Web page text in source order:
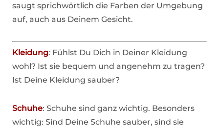
saugt sprichwörtlich die Farben der Umgebung
auf, auch aus Deinem Gesicht.
Kleidung: Fühlst Du Dich in Deiner Kleidung
wohl? Ist sie bequem und angenehm zu tragen?
Ist Deine Kleidung sauber?
Schuhe: Schuhe sind ganz wichtig. Besonders
wichtig: Sind Deine Schuhe sauber, sind sie